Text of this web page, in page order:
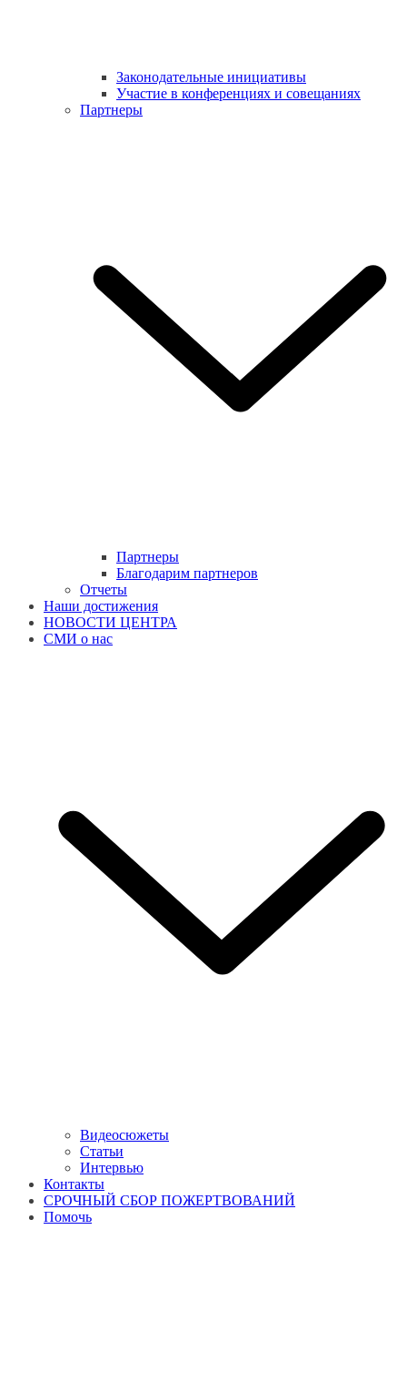
Законодательные инициативы
Участие в конференциях и совещаниях
Партнеры
Партнеры
Благодарим партнеров
Отчеты
Наши достижения
НОВОСТИ ЦЕНТРА
СМИ о нас
Видеосюжеты
Статьи
Интервью
Контакты
СРОЧНЫЙ СБОР ПОЖЕРТВОВАНИЙ
Помочь